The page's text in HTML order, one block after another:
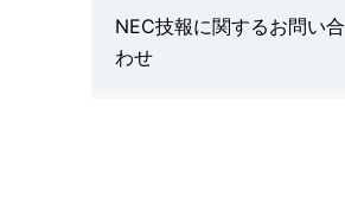
NEC技報に関するお問い合
わせ